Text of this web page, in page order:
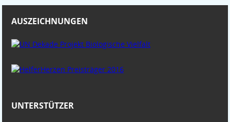
AUSZEICHNUNGEN
UNTERSTÜTZER